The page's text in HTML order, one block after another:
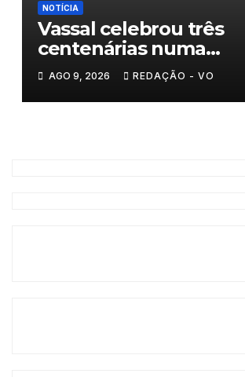
NOTÍCIA
Vassal celebrou três
centenárias numa
homenagem a um
histórias
AGO 9, 2026 REDAÇÃO - VO